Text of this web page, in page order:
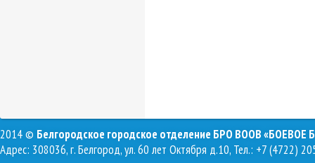
2014 © Белгородское городское отделение БРО ВООВ «БОЕВОЕ
Адрес: 308036, г. Белгород, ул. 60 лет Октября д.10, Тел.: +7 (4722)